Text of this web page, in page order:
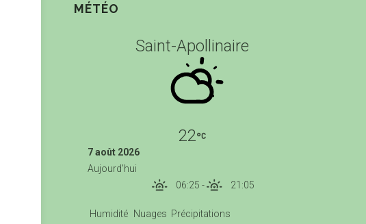
MÉTÉO
Saint-Apollinaire
22
7 août 2026
Aujourd'hui
06:25 - 21:05
Humidité
Nuages Précipitations